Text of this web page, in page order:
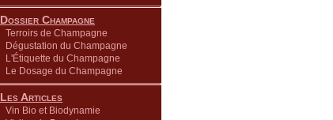
Dossier Champagne
Terroirs de Champagne
Dégustation du Champagne
L'Étiquette du Champagne
Le Dosage du Champagne
Les Articles
Vin Bio et Biodynamie